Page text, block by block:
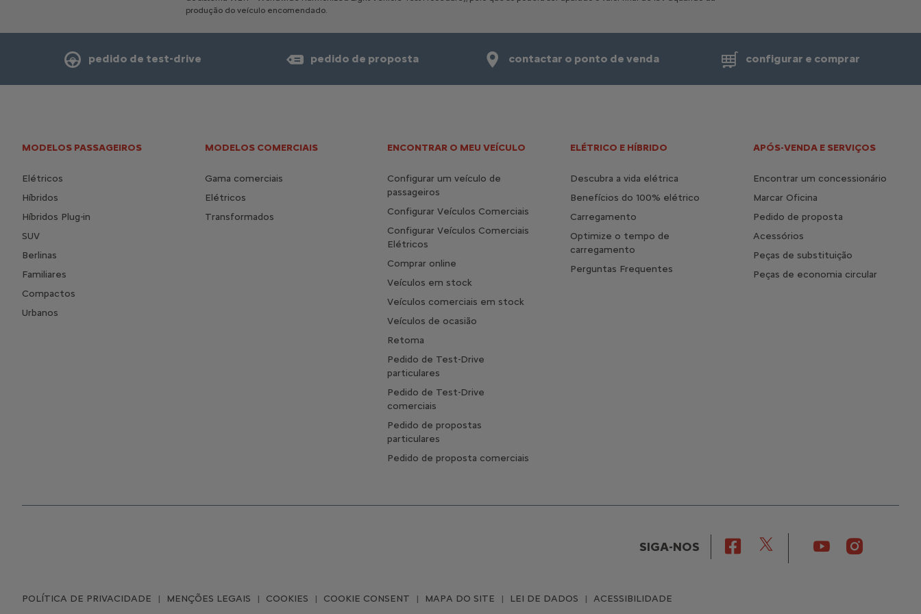
Tejadilho Preto
300 € c/IVA
Pintura bi-tom (Tejadilho branco)
Incompatível
produção do veículo encomendado.
pedido de test-drive pedido de proposta contactar o ponto de venda configurar e comprar
MODELOS PASSAGEIROS
Elétricos
Híbridos
Híbridos Plug-in
SUV
Berlinas
Familiares
Compactos
Urbanos
MODELOS COMERCIAIS
Gama comerciais
Elétricos
Transformados
ENCONTRAR O MEU VEÍCULO
Configurar um veículo de
passageiros
Configurar Veículos Comerciais
Configurar Veículos Comerciais
Elétricos
Comprar online
Veículos em stock
Veículos comerciais em stock
Veículos de ocasião
Retoma
Pedido de Test-Drive
particulares
Pedido de Test-Drive
comerciais
Pedido de propostas
particulares
Pedido de proposta comerciais
ELÉTRICO E HÍBRIDO
Descubra a vida elétrica
Benefícios do 100% elétrico
Carregamento
Optimize o tempo de
carregamento
Perguntas Frequentes
APÓS-VENDA E SERVIÇOS
Encontrar um concessionário
Marcar Oficina
Pedido de proposta
Acessórios
Peças de substituição
Peças de economia circular
SIGA-NOS
POLÍTICA DE PRIVACIDADE MENÇÕES LEGAIS COOKIES COOKIE CONSENT MAPA DO SITE LEI DE DADOS ACESSIBILIDADE